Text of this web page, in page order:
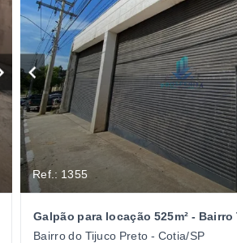
Ref.: 1355
Bairro do Tijuco Preto - Cotia/SP